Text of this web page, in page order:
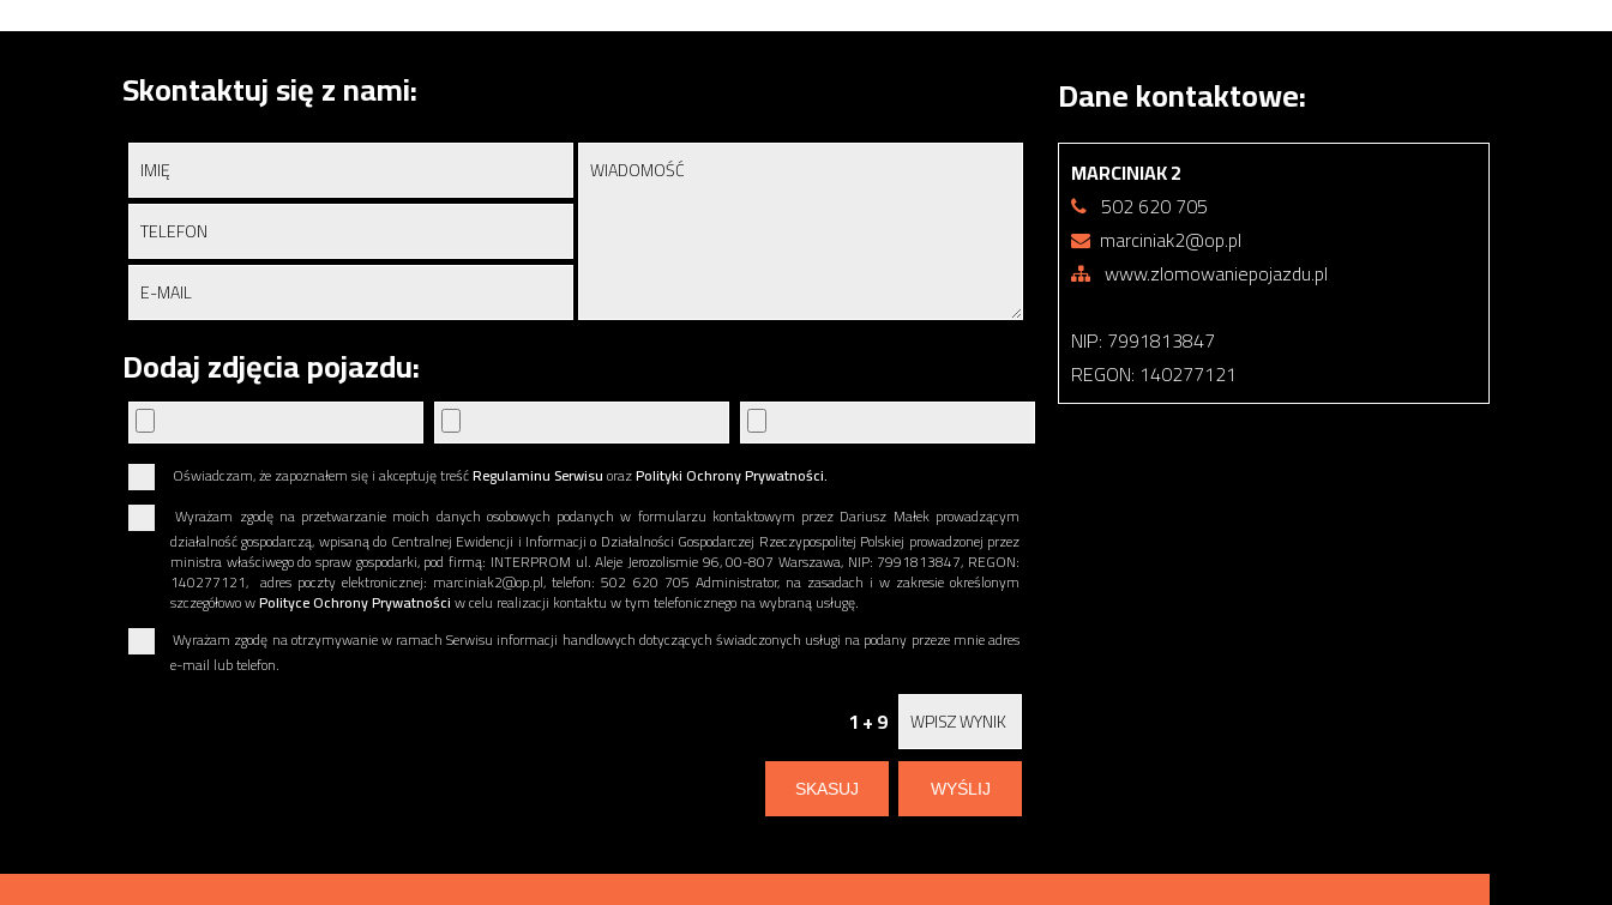
Skontaktuj się z nami:
Dodaj zdjęcia pojazdu:
Oświadczam, że zapoznałem się i akceptuję treśćRegulaminu SerwisuorazPolityki Ochrony Prywatności.
Wyrażam zgodę na przetwarzanie moich danych osobowych podanych w formularzu kontaktowym przez Dariusz Małek prowadzącym
działalność gospodarczą, wpisaną do Centralnej Ewidencji i Informacji o Działalności Gospodarczej Rzeczypospolitej Polskiej prowadzonej przez
ministra właściwego do spraw gospodarki, pod firmą: INTERPROM ul. Aleje Jerozolismie 96, 00-807 Warszawa, NIP: 7991813847, REGON:
140277121, adres poczty elektronicznej: marciniak2@op.pl, telefon: 502 620 705 Administrator, na zasadach i w zakresie określonym
szczegółowo wPolityce Ochrony Prywatnościw celu realizacji kontaktu w tym telefonicznego na wybraną usługę.
Wyrażam zgodę na otrzymywanie w ramach Serwisu informacji handlowych dotyczących świadczonych usługi na podany przeze mnie adres
e-mail lub telefon.
1 + 9
Dane kontaktowe:
MARCINIAK 2
502 620 705
marciniak2@op.pl
www.zlomowaniepojazdu.pl
NIP: 7991813847
REGON: 140277121